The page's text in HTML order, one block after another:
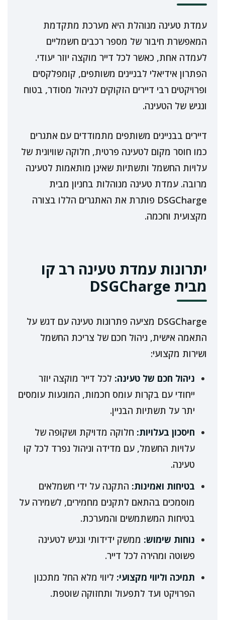
עמדת טעינה מנוהלת היא מערכת מתקדמת
המאפשרת חיבור של מספר רכבים חשמליים
לעמדה אחת, כאשר לכל דייר מוקצה יוזר יעודי.
הפתרון אידיאלי לבניינים משותפים, קומפלקסים
ופרויקטים רבי דיירים הזקוקים לניהול מסודר, בטוח
ונגיש של הטעינה.
דיירים בבניינים משותפים מתמודדים עם אתגרים
כמו חוסר מקום לטעינה פרטית, חלוקה שוויונית של
עלויות החשמל ותשתיות שאינן מותאמות לטעינה
מרובה. עמדת טעינה מנוהלות בחניון מבית
DSGCharge פותרת את האתגרים הללו בצורה
מקצועית וחכמה.
יתרונות עמדת טעינה רב קו
מבית DSGCharge
DSGCharge מציעה פתרונות טעינה עם דגש על
התאמה אישית, ניהול חכם של צריכת החשמל
ושירות מקצועי:
ניהול חכם של טעינה: לכל דייר מוקצה יוזר
ייחודי עם בקרות עומס חכמות, המונעות עומסים
יתר על תשתיות הבניין.
חיסכון בעלויות: חלוקה מדויקת ושקופה של
עלויות החשמל, עם מדידה וניהול נפרד לכל קו
טעינה.
בטיחות ואמינות: התקנה על ידי חשמלאים
מוסמכים בהתאם לתקנים מחמירים, לשמירה על
בטיחות המשתמשים והמערכת.
נוחות שימוש: ממשק ידידותי ונגיש לטעינה
פשוטה ומהירה לכל דייר.
תמיכה וליווי מקצועי: ליווי מלא החל מתכנון
הפרויקט ועד לתפעול ותחזוקה שוטפת.